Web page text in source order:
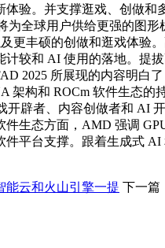
体验。并支撑逛戏、创做和
为全球用户供给更强的图形
更丰硕的创做和逛戏体验
计较和 AI 使用的落地。提
2025 所展现的内容明白
架构和 ROCm 软件生态的
开辟者、内容创做者和 AI
件生态方面，AMD 强调
件平台支撑。跟着生成式 AI
能云和火山引擎一提 下一篇